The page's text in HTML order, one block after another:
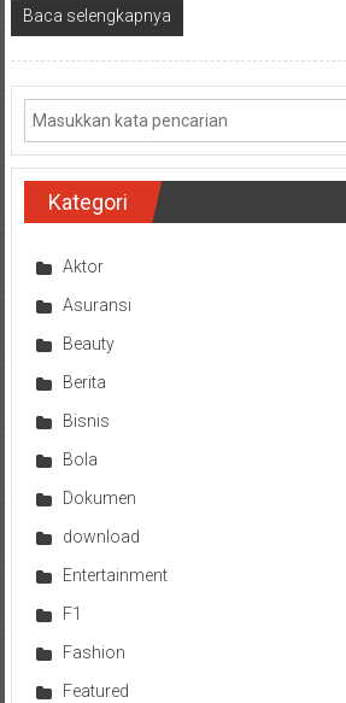
Baca selengkapnya
Kategori
Aktor
Asuransi
Beauty
Berita
Bisnis
Bola
Dokumen
download
Entertainment
F1
Fashion
Featured